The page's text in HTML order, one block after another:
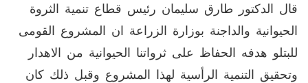
قال الدكتور طارق سليمان رئيس قطاع تنمية الثروة
الحيوانية والداجنة بوزارة الزراعة ان المشروع القومى
للبتلو هدفه الحفاظ على ثرواتنا الحيوانية من الاهدار
وتحقيق التنمية الرأسية لهذا المشروع وقبل ذلك كان